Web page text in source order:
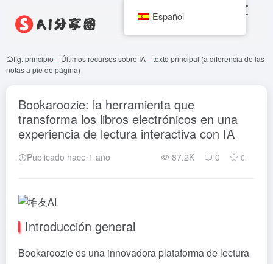
fig. principio - Últimos recursos sobre IA - texto principal (a diferencia de las
notas a pie de página)
Bookaroozie: la herramienta que
transforma los libros electrónicos en una
experiencia de lectura interactiva con IA
Publicado hace 1 año 87.2K 0 0
Introducción general
Bookaroozie es una innovadora plataforma de lectura
Español